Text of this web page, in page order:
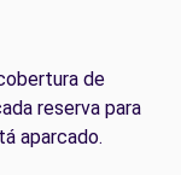
de
reserva para
aparcado.